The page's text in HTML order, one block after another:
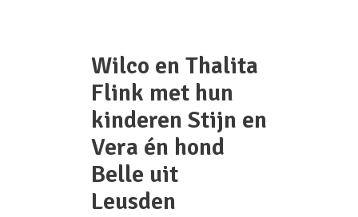
Wilco en Thalita
Flink met hun
kinderen Stijn en
Vera én hond
Belle uit
Leusden